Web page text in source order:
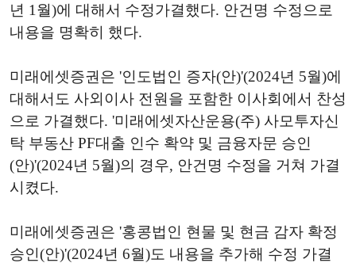
년 1월)에 대해서 수정가결했다. 안건명 수정으로
내용을 명확히 했다.
미래에셋증권은 '인도법인 증자(안)'(2024년 5월)에
대해서도 사외이사 전원을 포함한 이사회에서 찬성
으로 가결했다. '미래에셋자산운용(주) 사모투자신
탁 부동산 PF대출 인수 확약 및 금융자문 승인
(안)'(2024년 5월)의 경우, 안건명 수정을 거쳐 가결
시켰다.
미래에셋증권은 '홍콩법인 현물 및 현금 감자 확정
승인(안)'(2024년 6월)도 내용을 추가해 수정 가결